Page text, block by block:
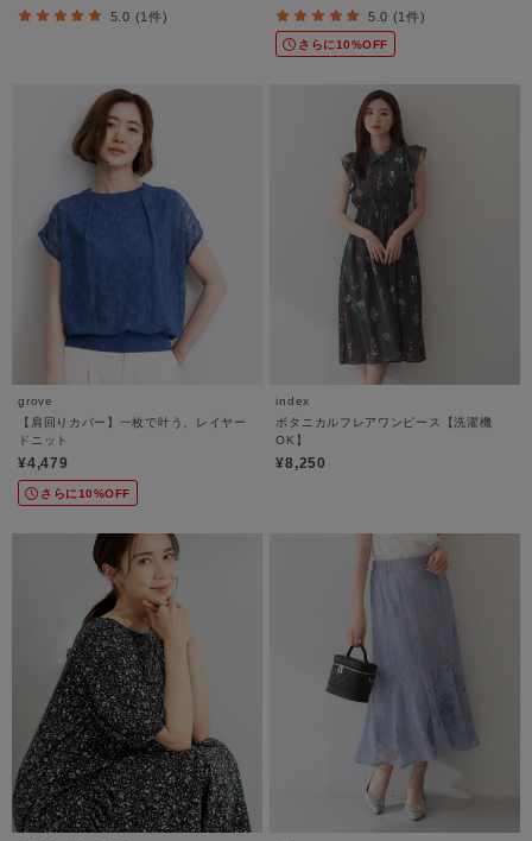
5.0 (1件) 5.0 (1件)
さらに10%OFF
grove
【肩回りカバー】一枚で叶う、レイヤー
ドニット
¥4,479
さらに10%OFF
index
ボタニカルフレアワンピース【洗濯機
OK】
¥8,250